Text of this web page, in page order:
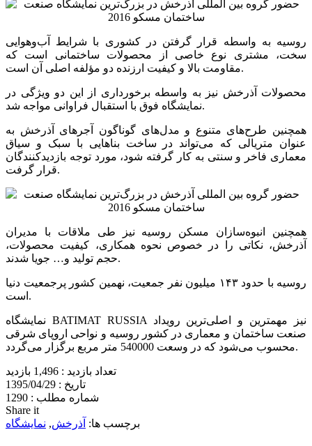
روسیه به واسطه قرار گرفتن در کشوری با شرایط آب‌وهوایی
سخت، مشتری نوع خاصی از محصولات ساختمانی است که
مقاومت بالا و کیفیت ارزنده دو مؤلفه اصلی آن است.
محصولات آذرخش نیز به واسطه برخورداری از این دو ویژگی در
نمایشگاه فوق با استقبال فراوانی مواجه شد.
همچنین طرح‌های متنوع و مدل‌های گوناگون آجرهای آذرخش به
عنوان متریالی که می‌تواند در ساخت بناهایی با سبک و سیاق
معماری فاخر و سنتی به کار گرفته شود، مورد توجه بازدیدکنندگان
قرار گرفت.
همچنین انبوه‌سازان مسکن روسیه نیز طی ملاقات با مدیران
آذرخش، نکاتی را در خصوص نحوه همکاری، کیفیت محصولات،
حجم تولید و… جویا شدند.
روسیه با حدود ۱۴۳ میلیون نفر جمعیت، نهمین کشور پرجمعیت دنیا
است.
نمایشگاه BATIMAT RUSSIA نیز مهمترین و اصلی‌ترین رویداد
صنعت ساختمان و معماری در کشور روسیه و نواحی اروپای شرقی
محسوب می‌شود که در وسعت 540000 متر مربع برگزار می‌گردد.
تعداد بازدید :
تاریخ : 1395/04/29
شماره مطلب : 1290
Share it
برچسب ها: آذرخش, نمایشگاه